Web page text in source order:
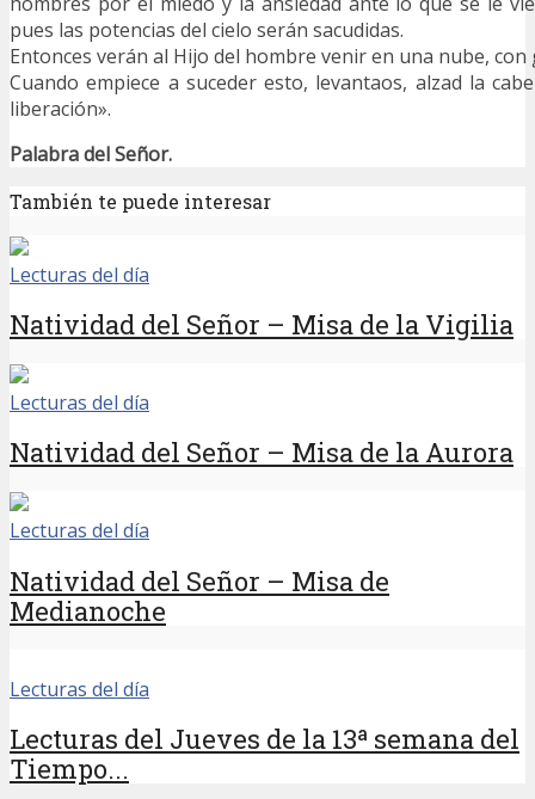
pues las potencias del cielo serán sacudidas.
Entonces verán al Hijo del hombre venir en una nube,
Cuando empiece a suceder esto, levantaos, alzad la
liberación».
Palabra del Señor.
También te puede interesar
Lecturas del día
Natividad del Señor – Misa de la Vigilia
Lecturas del día
Natividad del Señor – Misa de la Aurora
Lecturas del día
Natividad del Señor – Misa de
Medianoche
Lecturas del día
Lecturas del Jueves de la 13ª semana del
Tiempo...